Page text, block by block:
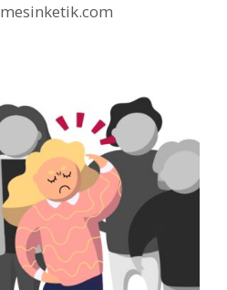
mesinketik.com